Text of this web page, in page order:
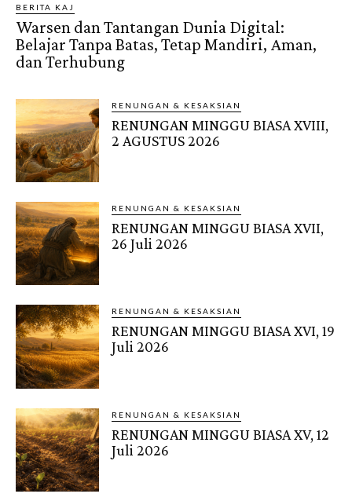
BERITA KAJ
Warsen dan Tantangan Dunia Digital:
Belajar Tanpa Batas, Tetap Mandiri, Aman,
dan Terhubung
RENUNGAN & KESAKSIAN
RENUNGAN MINGGU BIASA XVIII,
2 AGUSTUS 2026
RENUNGAN & KESAKSIAN
RENUNGAN MINGGU BIASA XVII,
26 Juli 2026
RENUNGAN & KESAKSIAN
RENUNGAN MINGGU BIASA XVI, 19
Juli 2026
RENUNGAN & KESAKSIAN
RENUNGAN MINGGU BIASA XV, 12
Juli 2026